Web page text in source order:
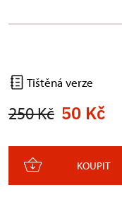
Tištěná verze
250 Kč 50 Kč
KOUPIT